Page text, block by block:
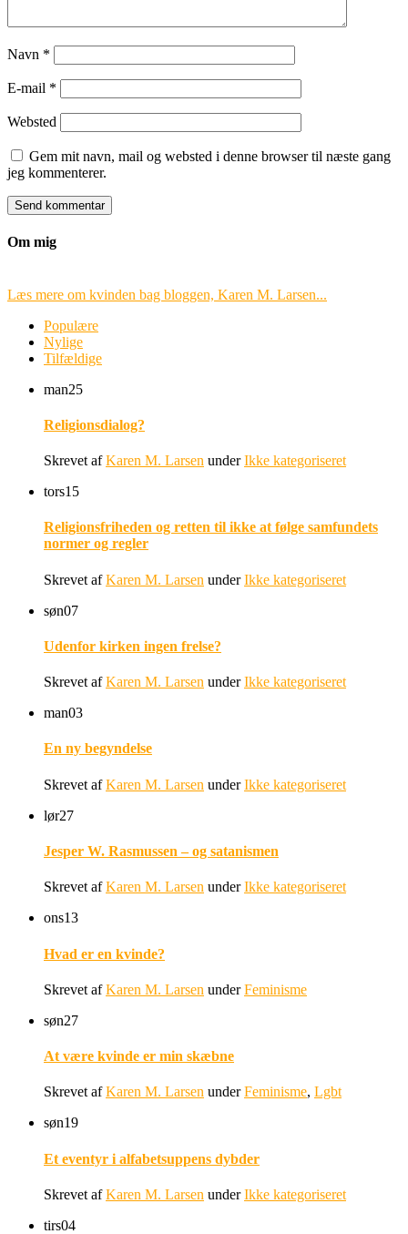
Navn *
E-mail *
Websted
Gem mit navn, mail og websted i denne browser til næste gang
jeg kommenterer.
Om mig
Læs mere om kvinden bag bloggen, Karen M. Larsen...
Populære
Nylige
Tilfældige
man25
Religionsdialog?
Skrevet afKaren M. Larsen underIkke kategoriseret
tors15
Religionsfriheden og retten til ikke at følge samfundets
normer og regler
Skrevet afKaren M. Larsen underIkke kategoriseret
søn07
Udenfor kirken ingen frelse?
Skrevet afKaren M. Larsen underIkke kategoriseret
man03
En ny begyndelse
Skrevet afKaren M. Larsen underIkke kategoriseret
lør27
Jesper W. Rasmussen – og satanismen
Skrevet afKaren M. Larsen underIkke kategoriseret
ons13
Hvad er en kvinde?
Skrevet afKaren M. Larsen underFeminisme
søn27
At være kvinde er min skæbne
Skrevet afKaren M. Larsen underFeminisme, Lgbt
søn19
Et eventyr i alfabetsuppens dybder
Skrevet afKaren M. Larsen underIkke kategoriseret
tirs04